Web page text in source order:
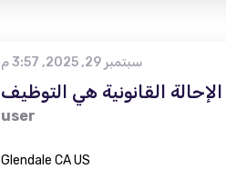
سبتمبر 29, 2025, 3:57 م
user
Glendale CA US